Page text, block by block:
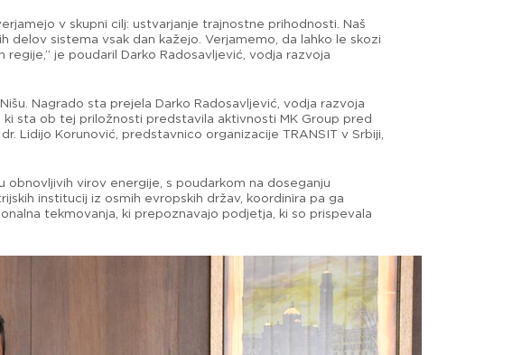
v skupni cilj: ustvarjanje trajnostne prihodnosti. Naš
delov sistema vsak dan kažejo. Verjamemo, da lahko le skozi
je poudaril Darko Radosavljević, vodja razvoja
Nagrado sta prejela Darko Radosavljević, vodja razvoja
ki sta ob tej priložnosti predstavila aktivnosti MK Group pred
Lidijo Korunović, predstavnico organizacije TRANSIT v Srbiji,
obnovljivih virov energije, s poudarkom na doseganju
institucij iz osmih evropskih držav, koordinira pa ga
tekmovanja, ki prepoznavajo podjetja, ki so prispevala